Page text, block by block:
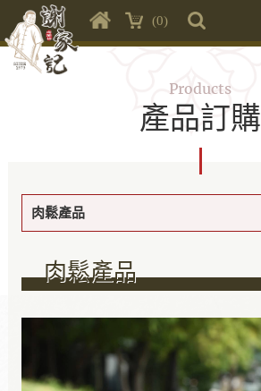
(0)
Products
產品訂購
肉鬆產品
肉鬆產品